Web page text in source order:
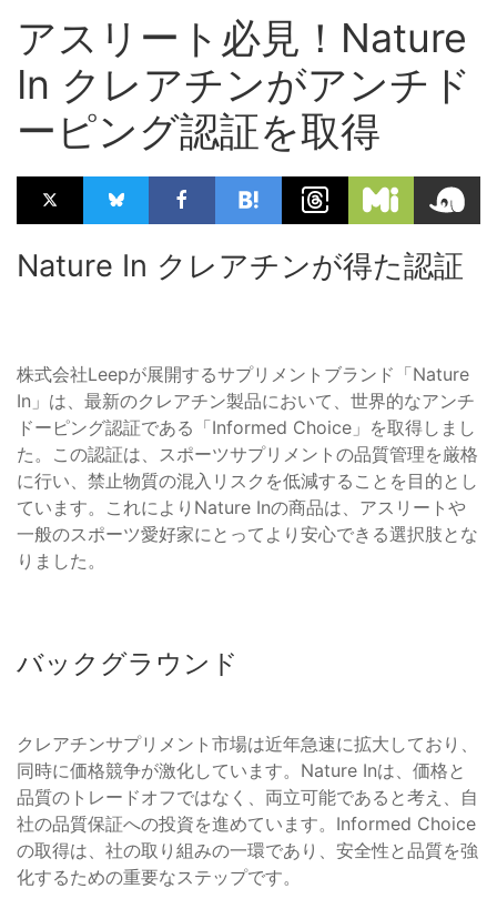
アスリート必見！Nature
In クレアチンがアンチド
ーピング認証を取得
Nature In クレアチンが得た認証
株式会社Leepが展開するサプリメントブランド「Nature
In」は、最新のクレアチン製品において、世界的なアンチ
ドーピング認証である「Informed Choice」を取得しまし
た。この認証は、スポーツサプリメントの品質管理を厳格
に行い、禁止物質の混入リスクを低減することを目的とし
ています。これによりNature Inの商品は、アスリートや
一般のスポーツ愛好家にとってより安心できる選択肢とな
りました。
バックグラウンド
クレアチンサプリメント市場は近年急速に拡大しており、
同時に価格競争が激化しています。Nature Inは、価格と
品質のトレードオフではなく、両立可能であると考え、自
社の品質保証への投資を進めています。Informed Choice
の取得は、社の取り組みの一環であり、安全性と品質を強
化するための重要なステップです。